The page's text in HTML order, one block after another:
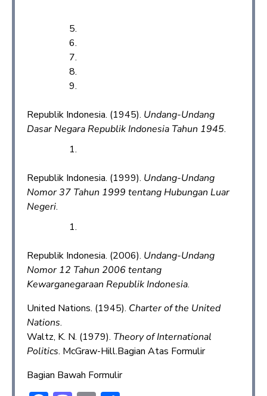
Republik Indonesia. (1945). Undang-Undang
Dasar Negara Republik Indonesia Tahun 1945.
Republik Indonesia. (1999). Undang-Undang
Nomor 37 Tahun 1999 tentang Hubungan Luar
Negeri.
Republik Indonesia. (2006). Undang-Undang
Nomor 12 Tahun 2006 tentang
Kewarganegaraan Republik Indonesia.
United Nations. (1945). Charter of the United
Nations.
Waltz, K. N. (1979). Theory of International
Politics. McGraw-Hill.Bagian Atas Formulir
Bagian Bawah Formulir